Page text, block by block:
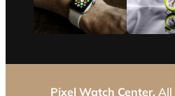
Pixel Watch Center. All